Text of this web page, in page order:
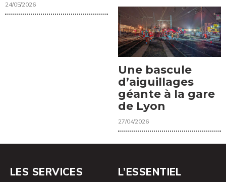
24/05/2026
Une bascule
d’aiguillages
géante à la gare
de Lyon
27/04/2026
LES SERVICES L’ESSENTIEL